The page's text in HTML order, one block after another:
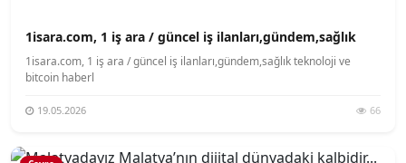
1isara.com, 1 iş ara / güncel iş ilanları,gündem,sağlık
1isara.com, 1 iş ara / güncel iş ilanları,gündem,sağlık teknoloji ve
bitcoin haberl
19.05.2026 66